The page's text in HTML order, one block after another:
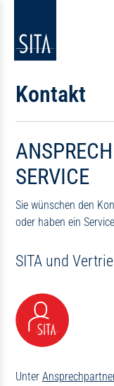
Kontakt
SERVICE
Sie wünschen den
oder haben ein
SITA und
Unter